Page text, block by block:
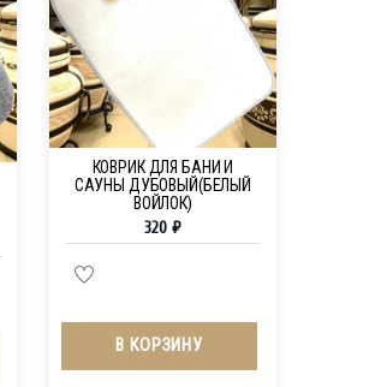
КОВРИК ДЛЯ БАНИ И
САУНЫ ДУБОВЫЙ(БЕЛЫЙ
ВОЙЛОК)
320 ₽
В КОРЗИНУ